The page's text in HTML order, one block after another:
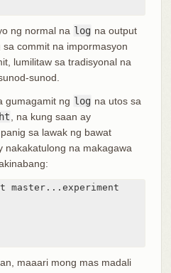
ng normal na log na output
commit na impormasyon
lumilitaw sa tradisyonal na
sunod.
gumagamit ng log na utos sa
, na kung saan ay
sa lawak ng bawat
nakakatulong na makagawa
maaari mong mas madali